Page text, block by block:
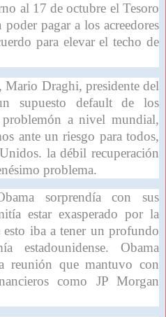
al 17 de octubre el Tesoro
pagar a los acreedores
para elevar el techo de
Draghi, presidente del
supuesto default de los
a nivel mundial,
ante un riesgo para todos,
la débil recuperación
problema.
sorprendía con sus
estar exasperado por la
esto iba a tener un profundo
estadounidense. Obama
reunión que mantuvo con
como JP Morgan